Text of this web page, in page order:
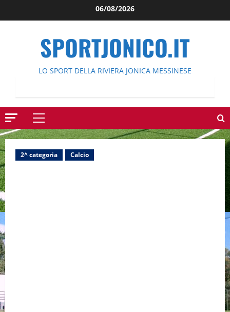
al
06/08/2026
SPORTJONICO.IT
LO SPORT DELLA RIVIERA JONICA MESSINESE
Menu
principale
2^ categoria Calcio